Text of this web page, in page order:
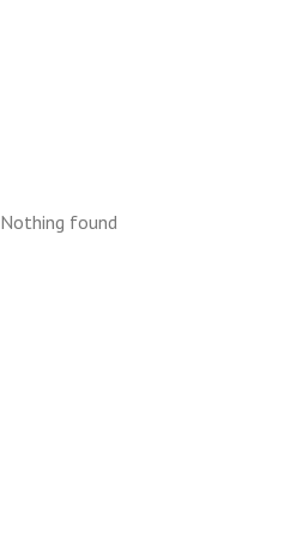
Nothing found